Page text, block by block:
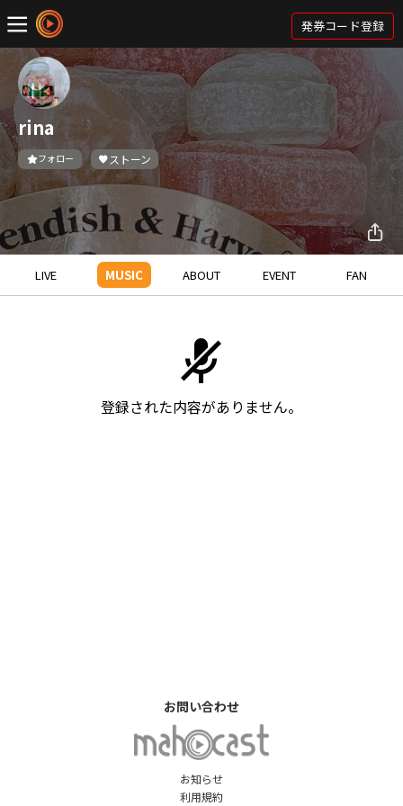
発券コード登録
rina
フォロー ストーン
LIVE MUSIC ABOUT EVENT FAN
登録された内容がありません。
お知らせ
利用規約
お問い合わせ